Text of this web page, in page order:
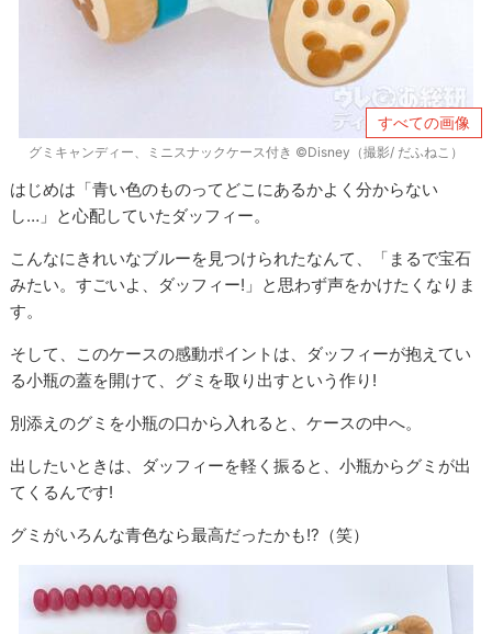
すべての画像
グミキャンディー、ミニスナックケース付き ©Disney（撮影/ だふねこ）
はじめは「青い色のものってどこにあるかよく分からない
し…」と心配していたダッフィー。
こんなにきれいなブルーを見つけられたなんて、「まるで宝石
みたい。すごいよ、ダッフィー!」と思わず声をかけたくなりま
す。
そして、このケースの感動ポイントは、ダッフィーが抱えてい
る小瓶の蓋を開けて、グミを取り出すという作り!
別添えのグミを小瓶の口から入れると、ケースの中へ。
出したいときは、ダッフィーを軽く振ると、小瓶からグミが出
てくるんです!
グミがいろんな青色なら最高だったかも!?（笑）